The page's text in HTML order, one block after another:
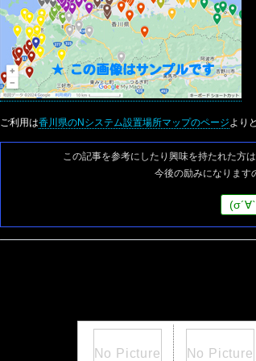
ご利用は香川県のNシステム設置場所マップのページより
この記事を参考にしたり興味を持たれた方は
今後の励みになります
(σ